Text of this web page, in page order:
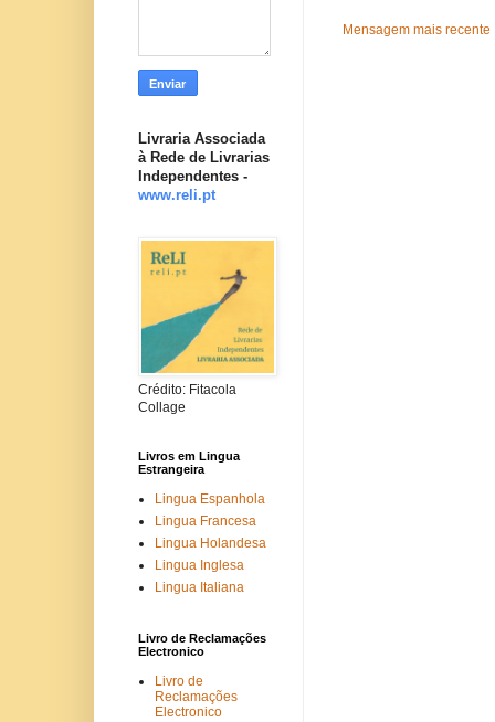
Mensagem mais recente
Livraria Associada
à Rede de Livrarias
Independentes -
www.reli.pt
Crédito: Fitacola
Collage
Livros em Lingua
Estrangeira
Lingua Espanhola
Lingua Francesa
Lingua Holandesa
Lingua Inglesa
Lingua Italiana
Livro de Reclamações
Electronico
Livro de
Reclamações
Electronico